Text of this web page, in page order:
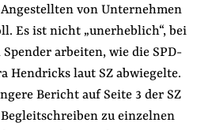
von Unternehmen
Es ist nicht „unerheblich“, bei
arbeiten, wie die SPD-
Hendricks laut SZ abwiegelte.
Bericht auf Seite 3 der SZ
zu einzelnen